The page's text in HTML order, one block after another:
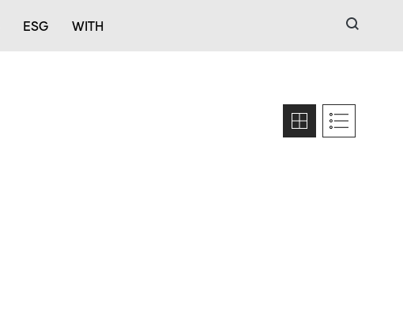
ESG WITH 검색